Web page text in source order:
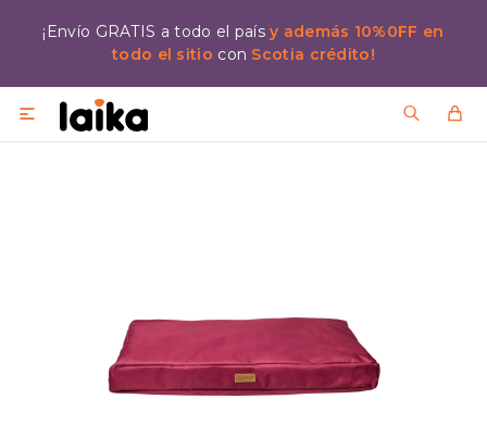
¡Envío GRATIS a todo el paísy además 10%0FF en
todo el sitio con Scotia crédito!
